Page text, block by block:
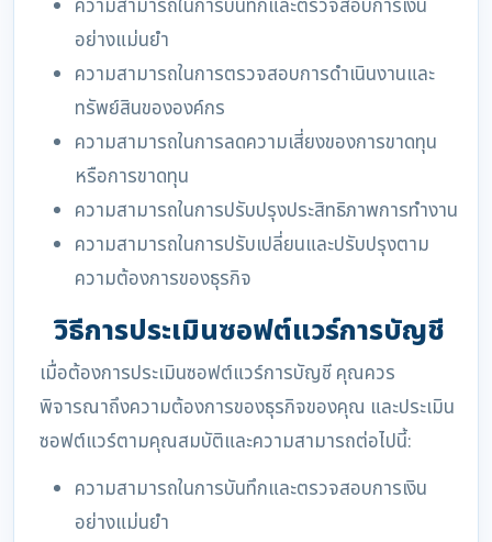
ความสามารถในการบันทึกและตรวจสอบการเงิน
อย่างแม่นยำ
ความสามารถในการตรวจสอบการดำเนินงานและ
ทรัพย์สินขององค์กร
ความสามารถในการลดความเสี่ยงของการขาดทุน
หรือการขาดทุน
ความสามารถในการปรับปรุงประสิทธิภาพการทำงาน
ความสามารถในการปรับเปลี่ยนและปรับปรุงตาม
ความต้องการของธุรกิจ
วิธีการประเมินซอฟต์แวร์การบัญชี
เมื่อต้องการประเมินซอฟต์แวร์การบัญชี คุณควร
พิจารณาถึงความต้องการของธุรกิจของคุณ และประเมิน
ซอฟต์แวร์ตามคุณสมบัติและความสามารถต่อไปนี้:
ความสามารถในการบันทึกและตรวจสอบการเงิน
อย่างแม่นยำ